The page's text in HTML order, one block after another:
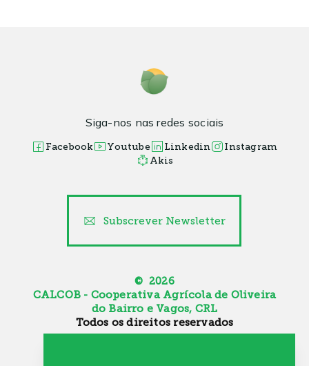
Siga-nos nas redes sociais
Facebook Youtube Linkedin
Instagram
Akis
© 2026
CALCOB - Cooperativa Agrícola de Oliveira
do Bairro e Vagos, CRL
Todos os direitos reservados
Subscrever Newsletter